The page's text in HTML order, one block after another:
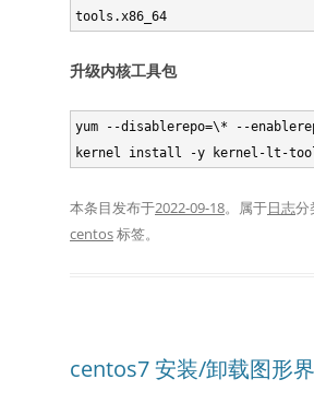
升级内核工具包
yum --disablerepo=\* --
kernel install -y kernel-lt-
本条目发布于2022-09-18。属于日志分
centos标签。
centos7 安装/卸载图形